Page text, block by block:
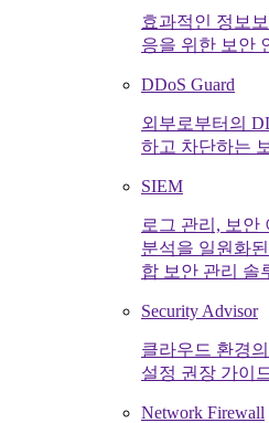
효과적인 정보
응을 위한 보안
DDoS Guard
외부로부터의
하고 차단하는
SIEM
로그 관리, 보안
분석을 일원화
합 보안 관리 솔
Security Advisor
클라우드 환경
설정 권장 가이
Network Firewall